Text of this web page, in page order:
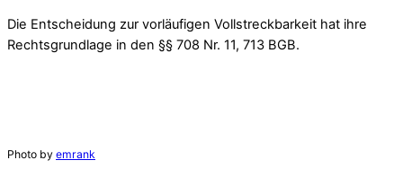
Die Entscheidung zur vorläufigen Vollstreckbarkeit hat ihre
Rechtsgrundlage in den §§ 708 Nr. 11, 713 BGB.
Photo by emrank